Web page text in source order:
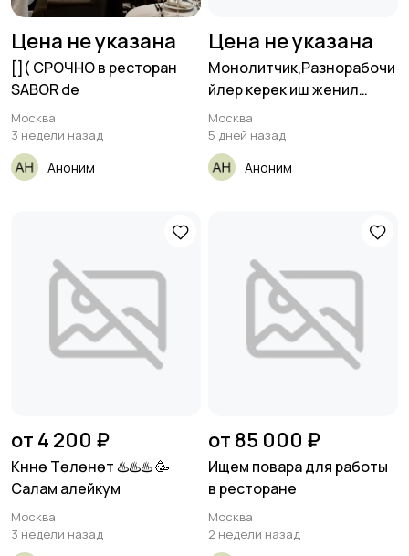
Цена не указана
[​]( СРОЧНО в ресторан
SABOR de
Москва
3 недели назад
Аноним
Цена не указана
Монолитчик,Разнорабочи
йлер керек иш женил
Халтура жок!
Москва
5 дней назад
Аноним
от 4 200 ₽
Күнүнө Төлөнөт ♨️♨️♨️ 🥳
Салам алейкум
Москва
3 недели назад
от 85 000 ₽
Ищем повара для работы
в ресторане
Москва
2 недели назад